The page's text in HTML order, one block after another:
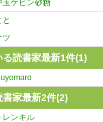
玉ケビン砂糖
と
ツ
る読書家最新1件(1)
書家最新2件(2)
レンキル